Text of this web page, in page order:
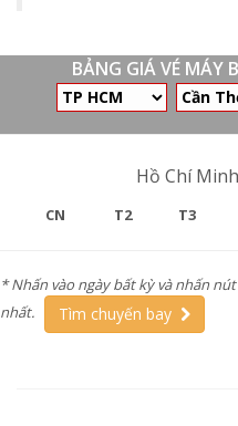
BẢNG GIÁ VÉ MÁY
Hồ Chí Minh
CN T2 T3
* Nhấn vào ngày bất kỳ và nhấn nút
nhất.
Tìm chuyến bay